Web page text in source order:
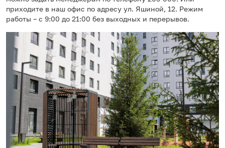
приходите в наш офис по адресу ул. Яшиной, 12. Режим
работы – с 9:00 до 21:00 без выходных и перерывов.